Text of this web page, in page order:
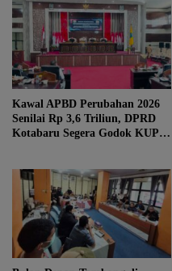
Kawal APBD Perubahan 2026
Senilai Rp 3,6 Triliun, DPRD
Kotabaru Segera Godok KUPA-